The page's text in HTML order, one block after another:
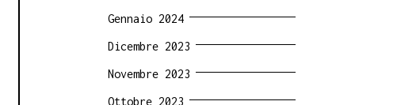
Gennaio 2024
Dicembre 2023
Novembre 2023
Ottobre 2023